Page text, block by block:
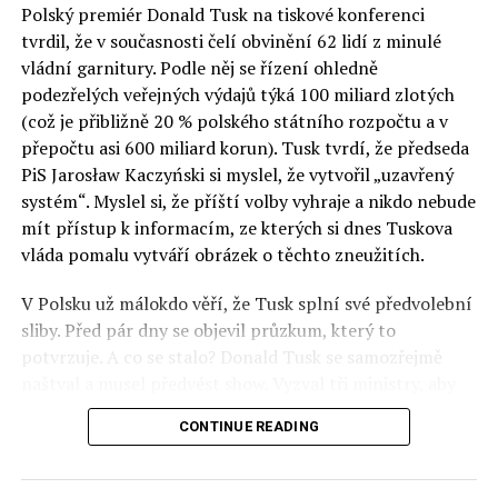
Otázky spojené s vývojem umělé inteligence budou na
fóru AI zvláště diskutovanou oblastí. Fórum AI bude
zahrnovat vyhrazenou tematickou trať skládající se z
panelů, prezentací, workshopů a speciálních akcí.
Budou diskutovány klíčové otázky vlivu umělé
inteligence ve společnosti, ale i v sektoru veřejných a
komerčních služeb. Budou se diskutovat problémy a
výzvy, kterým bude muset trh čelit tváří v tvář zásadním
technologickým změnám. Účastníci fóra také zváží, do
technologií umělé inteligence v mnoha oblastech života
umožní Evropské unii obnovit konkurenceschopnost ve
vztahu ke globálním ekonomikám a nutnosti zajistit
Polský premiér Donald Tusk na tiskové konferenci
tvrdil, že v současnosti čelí obvinění 62 lidí z minulé
vládní garnitury. Podle něj se řízení ohledně
podezřelých veřejných výdajů týká 100 miliard zlotých
(což je přibližně 20 % polského státního rozpočtu a v
přepočtu asi 600 miliard korun). Tusk tvrdí, že předseda
PiS Jarosław Kaczyński si myslel, že vytvořil „uzavřený
systém“. Myslel si, že příští volby vyhraje a nikdo nebude
mít přístup k informacím, ze kterých si dnes Tuskova
vláda pomalu vytváří obrázek o těchto zneužitích.
V Polsku už málokdo věří, že Tusk splní své předvolební
sliby. Před pár dny se objevil průzkum, který to
potvrzuje. A co se stalo? Donald Tusk se samozřejmě
před kamerami podepsali dohodu o stíhání členů PiS, a
ti poslušně ono divadlo předvedli. Andrzej Domański
CONTINUE READING